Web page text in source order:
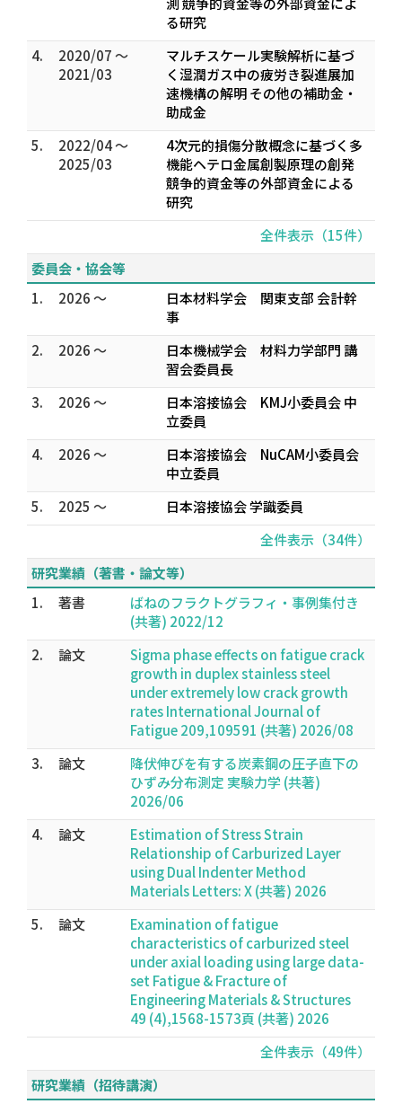
る研究
4.
2020/07 ～
2021/03
マルチスケール実験解析に基づ
く湿潤ガス中の疲労き裂進展加
速機構の解明 その他の補助金・
助成金
5.
2022/04 ～
2025/03
4次元的損傷分散概念に基づく多
機能ヘテロ金属創製原理の創発
競争的資金等の外部資金による
研究
全件表示（15件）
委員会・協会等
1.
2026 ～
日本材料学会 関東支部 会計幹
事
2.
2026 ～
日本機械学会 材料力学部門 講
習会委員長
3.
2026 ～
日本溶接協会 KMJ小委員会 中
立委員
4.
2026 ～
日本溶接協会 NuCAM小委員会
中立委員
5.
2025 ～
日本溶接協会 学識委員
全件表示（34件）
研究業績（著書・論文等）
1.
著書
ばねのフラクトグラフィ・事例集付き
(共著) 2022/12
2.
論文
Sigma phase effects on fatigue crack
growth in duplex stainless steel
under extremely low crack growth
rates International Journal of
Fatigue 209,109591 (共著) 2026/08
3.
論文
降伏伸びを有する炭素鋼の圧子直下の
ひずみ分布測定 実験力学 (共著)
2026/06
4.
論文
Estimation of Stress Strain
Relationship of Carburized Layer
using Dual Indenter Method
Materials Letters: X (共著) 2026
5.
論文
Examination of fatigue
characteristics of carburized steel
under axial loading using large data-
set Fatigue & Fracture of
Engineering Materials & Structures
49 (4),1568-1573頁 (共著) 2026
全件表示（49件）
研究業績（招待講演）